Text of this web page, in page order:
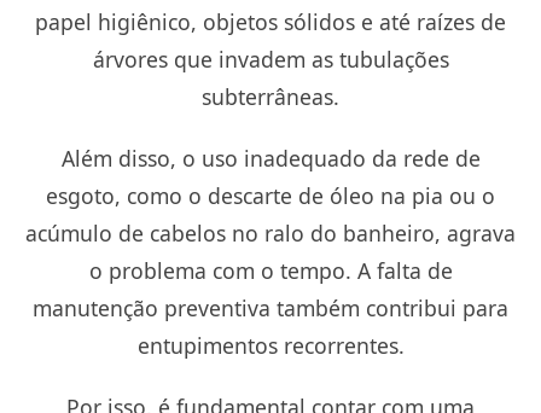
papel higiênico, objetos sólidos e até raízes de
árvores que invadem as tubulações
subterrâneas.
Além disso, o uso inadequado da rede de
esgoto, como o descarte de óleo na pia ou o
acúmulo de cabelos no ralo do banheiro, agrava
o problema com o tempo. A falta de
manutenção preventiva também contribui para
entupimentos recorrentes.
Por isso, é fundamental contar com uma